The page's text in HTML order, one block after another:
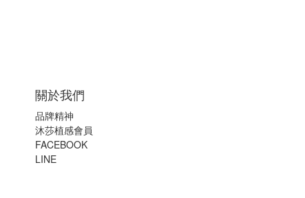
關於我們
品牌精神
沐莎植感會員
FACEBOOK
LINE